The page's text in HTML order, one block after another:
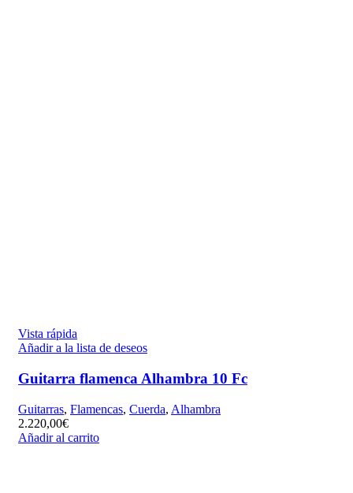
Vista rápida
Añadir a la lista de deseos
Guitarra flamenca Alhambra 10 Fc
Guitarras, Flamencas, Cuerda, Alhambra
2.220,00€
Añadir al carrito